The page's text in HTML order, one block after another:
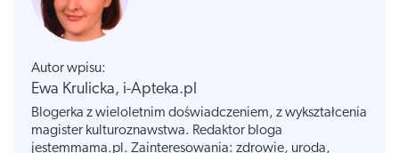
Autor wpisu:
Ewa Krulicka, i-Apteka.pl
Blogerka z wieloletnim doświadczeniem, z wykształcenia
magister kulturoznawstwa. Redaktor bloga
jestemmama.pl. Zainteresowania: zdrowie, uroda,